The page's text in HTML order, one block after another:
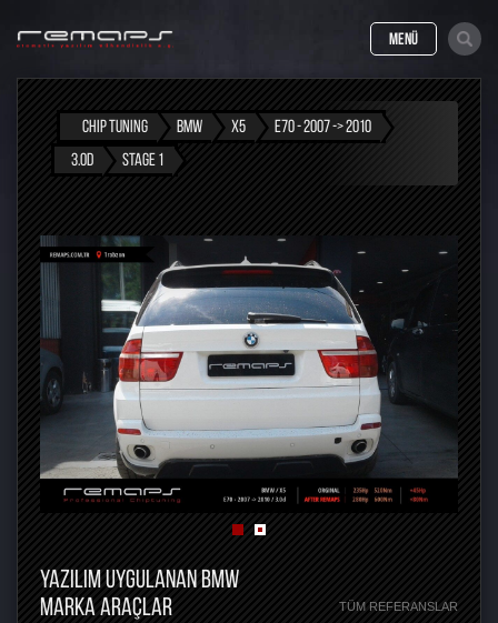
MENÜ
CHIP TUNING BMW X5
E70 - 2007 -> 2010
3.0D
STAGE 1
YAZILIM UYGULANAN BMW
MARKA ARAÇLAR
TÜM REFERANSLAR